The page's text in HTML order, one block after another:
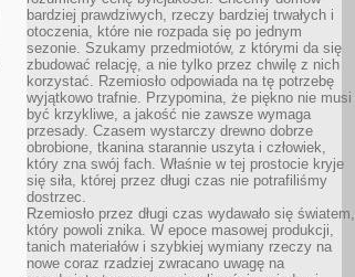
bardziej prawdziwych, rzeczy bardziej trwałych i
otoczenia, które nie rozpada się po jednym
sezonie. Szukamy przedmiotów, z którymi da się
zbudować relację, a nie tylko przez chwilę z nich
korzystać. Rzemiosło odpowiada na tę potrzebę
wyjątkowo trafnie. Przypomina, że piękno nie musi
być krzykliwe, a jakość nie zawsze wymaga
przesady. Czasem wystarczy drewno dobrze
obrobione, tkanina starannie uszyta i człowiek,
który zna swój fach. Właśnie w tej prostocie kryje
się siła, której przez długi czas nie potrafiliśmy
dostrzec.
Rzemiosło przez długi czas wydawało się światem,
który powoli znika. W epoce masowej produkcji,
tanich materiałów i szybkiej wymiany rzeczy na
nowe coraz rzadziej zwracano uwagę na